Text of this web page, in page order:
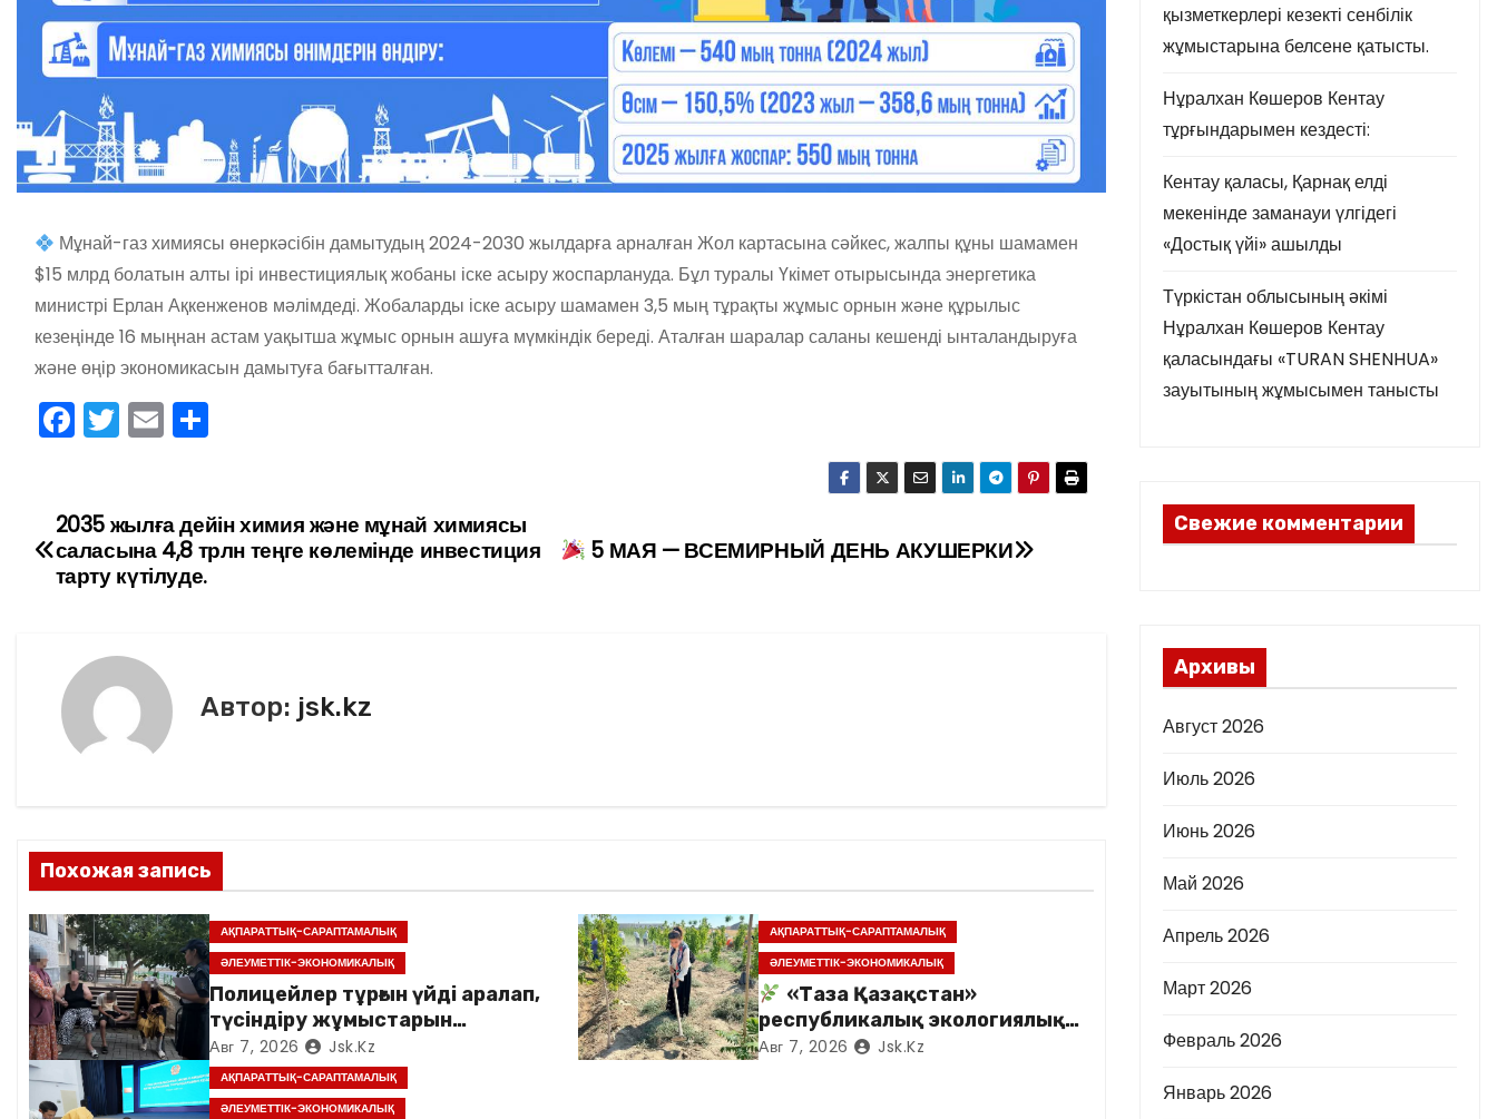
Мұнай-газ химиясы өнеркәсібін дамытудың 2024-2030 жылдарға арналған Жол картасына сәйкес, жалпы құны шамамен
$15 млрд болатын алты ірі инвестициялық жобаны іске асыру жоспарлануда. Бұл туралы Үкімет отырысында энергетика
министрі Ерлан Ақкенженов мәлімдеді. Жобаларды іске асыру шамамен 3,5 мың тұрақты жұмыс орнын және құрылыс
кезеңінде 16 мыңнан астам уақытша жұмыс орнын ашуға мүмкіндік береді. Аталған шаралар саланы кешенді ынталандыруға
және өңір экономикасын дамытуға бағытталған.
F
a
e
b
o
k
T
w
er
E
m
l а
в
Н
и
я
п
о
з
а
5 МАЯ — ВСЕМИРНЫЙ ДЕНЬ АКУШЕРКИ
2035 жылға дейін химия және мұнай химиясы
саласына 4,8 трлн теңге көлемінде инвестиция
тарту күтілуде.
Автор: jsk.kz
Похожая запись
АҚПАРАТТЫҚ-САРАПТАМАЛЫҚ
ӘЛЕУМЕТТІК-ЭКОНОМИКАЛЫҚ
Полицейлер тұрғын үйді аралап,
түсіндіру жұмыстарын
жүргізді
Авг 7, 2026 Jsk.kz
АҚПАРАТТЫҚ-САРАПТАМАЛЫҚ
ӘЛЕУМЕТТІК-ЭКОНОМИКАЛЫҚ
«Таза Қазақстан»
республикалық экологиялық
акциясы аясында Сауран
Авг 7, 2026 Jsk.kz
АҚПАРАТТЫҚ-САРАПТАМАЛЫҚ
ӘЛЕУМЕТТІК-ЭКОНОМИКАЛЫҚ
қызметкерлері кезекті сенбілік
жұмыстарына белсене қатысты.
Нұралхан Көшеров Кентау
тұрғындарымен кездесті:
Кентау қаласы, Қарнақ елді
мекенінде заманауи үлгідегі
«Достық үйі» ашылды
Түркістан облысының әкімі
Нұралхан Көшеров Кентау
қаласындағы «TURAN SHENHUA»
зауытының жұмысымен танысты
Свежие комментарии
Архивы
Август 2026
Июль 2026
Июнь 2026
Май 2026
Апрель 2026
Март 2026
Февраль 2026
Январь 2026